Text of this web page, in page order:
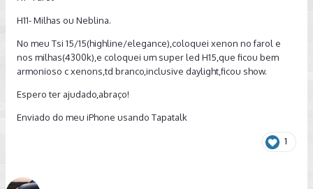
H11- Milhas ou Neblina.
No meu Tsi 15/15(highline/elegance),coloquei xenon no farol e
nos milhas(4300k),e coloquei um super led H15,que ficou bem
armonioso c xenons,td branco,inclusive daylight,ficou show.
Espero ter ajudado,abraço!
Enviado do meu iPhone usando Tapatalk
1